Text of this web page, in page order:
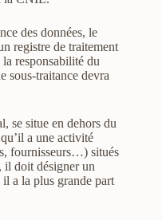
des données, le
registre de traitement
la responsabilité du
sous-traitance devra
se situe en dehors du
a une activité
fournisseurs…) situés
il doit désigner un
a la plus grande part